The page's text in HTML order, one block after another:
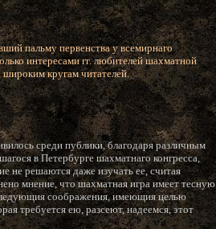
пальму первенства у всемирнаго
интересами гг. любителей шахматной
широким кругам читателей.
среди публики, благодаря различным
в Петербурге шахматнаго конгресса,
не решаются даже изучать ее, считая
мнение, что шахматная игра имеет тесную
соображения, имеющия целью
требуется ею, разсеют, надеемся, этот